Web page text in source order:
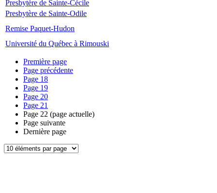
Presbytère de Sainte-Cécile
Presbytère de Sainte-Odile
Remise Paquet-Hudon
Université du Québec à Rimouski
Première page
Page précédente
Page 18
Page 19
Page 20
Page 21
Page 22 (page actuelle)
Page suivante
Dernière page